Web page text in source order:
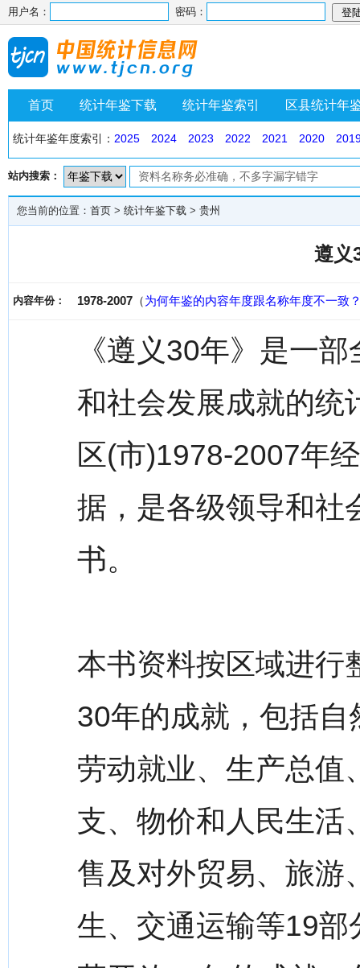
用户名： 密码：
首页 统计年鉴下载 统计年鉴索引 区县统计年
统计年鉴年度索引： 2025 2024 2023 2022 2021 2020
站内搜索：
您当前的位置： 首页 > 统计年鉴下载 > 贵州
遵义
内容年份： 1978-2007 （为何年鉴的内容年度跟名称年度不一致
《遵义30年》是一
和社会发展成就的统
区(市)1978-2007年
据，是各级领导和社
书。
本书资料按区域进行
30年的成就，包括
劳动就业、生产总值
支、物价和人民生活
售及对外贸易、旅游
生、交通运输等19